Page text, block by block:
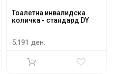
Тоалетна инвалидска
количка - стандард DY
5.191 ден.